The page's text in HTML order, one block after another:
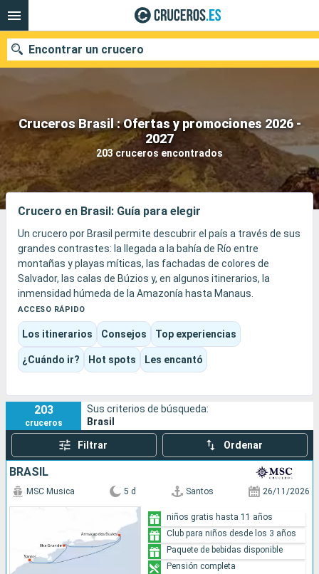
Cruceros Brasil : Ofertas y promociones 2026 -
2027
203 cruceros encontrados
Encontrar un crucero
Nuestros destinos
Fecha de salida
Puertos Compañías
Buscar
Crucero en Brasil: Guía para elegir
Un crucero por Brasil permite descubrir el país a través de sus
grandes contrastes: la llegada a la bahía de Río entre
montañas y playas míticas, las fachadas de colores de
Salvador, las calas de Búzios y, en algunos itinerarios, la
inmensidad húmeda de la Amazonía hasta Manaus.
El viaje alterna puertos animados, playas, samba, cocina
bahiana, bosque tropical, barrios históricos y largos días en el
mar a lo largo del Atlántico sur.
Según la temporada y el barco elegidos, la experiencia puede
ser festiva, playera, cultural, fluvial o más refinada, en un
las escalas.
ACCESO RÁPIDO
Los itinerarios Consejos Top experiencias
¿Cuándo ir? Hot spots Les encantó
203
cruceros
Sus criterios de búsqueda:
Brasil
Filtrar Ordenar
BRASIL
MSC Musica 5 d Santos 26/11/2026
niños gratis hasta 11 años
Club para niños desde los 3 años
Paquete de bebidas disponible
Pensión completa